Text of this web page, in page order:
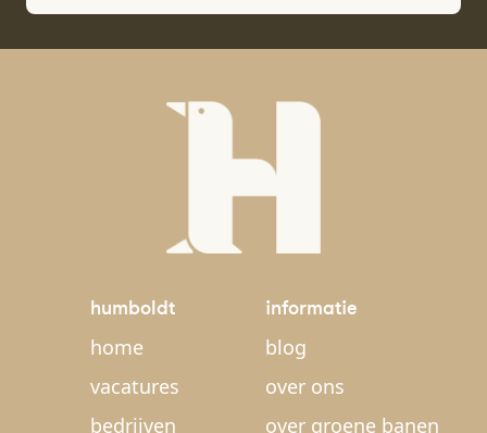
humboldt
home
vacatures
bedrijven
informatie
blog
over ons
over groene banen